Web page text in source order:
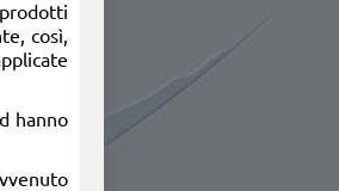
così,
hanno